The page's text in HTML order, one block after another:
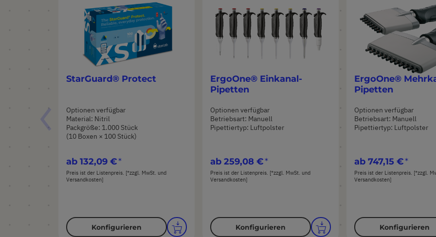
StarGuard® Protect
Optionen verfügbar
Material: Nitril
Packgröße: 1.000 Stück
(10 Boxen × 100 Stück)
ab 132,09 €
Preis ist der Listenpreis. [*zzgl. MwSt. und
Versandkosten]
Konfigurieren
ErgoOne® Einkanal-
Pipetten
Optionen verfügbar
Betriebsart: Manuell
Pipettiertyp: Luftpolster
ab 259,08 €
Preis ist der Listenpreis. [*zzgl. MwSt. und
Versandkosten]
Konfigurieren
ErgoOne®
Pipetten
Optionen verfügbar
Betriebsart: Manuell
Pipettiertyp: Luftpolster
ab 747,15 €
Preis ist der Listenpreis. [*zzgl.
Versandkosten]
Konfigurieren